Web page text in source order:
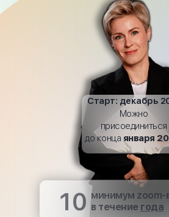
Можно
присоединиться
до конца января
Старт: декабрь
10 минимум zoom-
в течение года